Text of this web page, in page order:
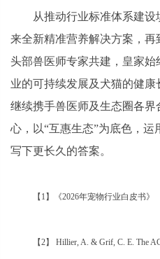
从推动行业标准体系建
来全新精准营养解决方案，
头部兽医师专家共建，皇家
业的可持续发展及犬猫的健
继续携手兽医师及生态圈各界
心，以“互惠生态”为底色，
写下更长久的答案。
【1】《2026年宠物行业白皮书》
【2】 Hillier, A. & Grif, C. E. The